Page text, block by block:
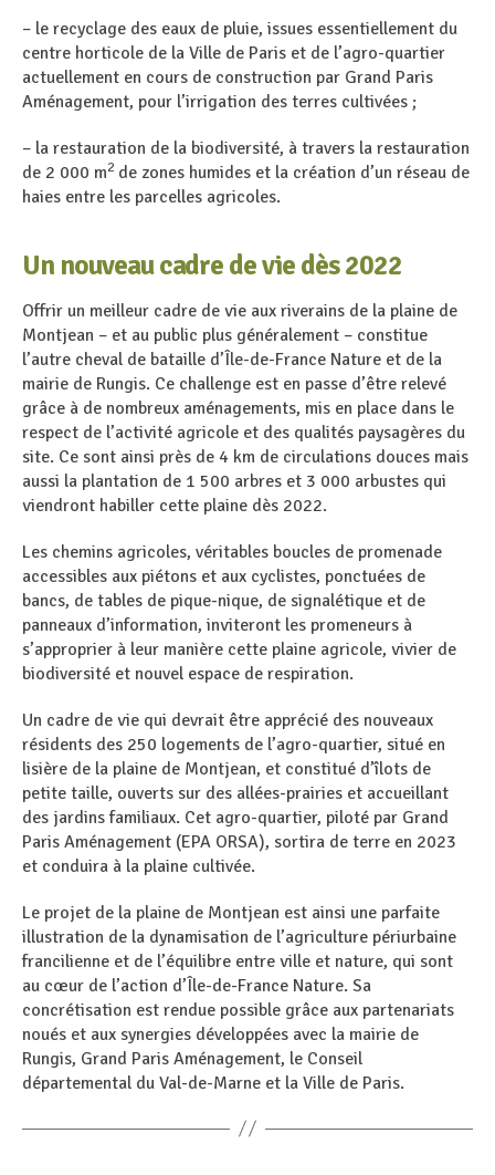
– le recyclage des eaux de pluie, issues essentiellement du
centre horticole de la Ville de Paris et de l’agro-quartier
actuellement en cours de construction par Grand Paris
Aménagement, pour l’irrigation des terres cultivées ;
– la restauration de la biodiversité, à travers la restauration
de 2 000 m2 de zones humides et la création d’un réseau de
haies entre les parcelles agricoles.
Un nouveau cadre de vie dès 2022
Offrir un meilleur cadre de vie aux riverains de la plaine de
Montjean – et au public plus généralement – constitue
l’autre cheval de bataille d’Île-de-France Nature et de la
mairie de Rungis. Ce challenge est en passe d’être relevé
grâce à de nombreux aménagements, mis en place dans le
respect de l’activité agricole et des qualités paysagères du
site. Ce sont ainsi près de 4 km de circulations douces mais
aussi la plantation de 1 500 arbres et 3 000 arbustes qui
viendront habiller cette plaine dès 2022.
Les chemins agricoles, véritables boucles de promenade
accessibles aux piétons et aux cyclistes, ponctuées de
bancs, de tables de pique-nique, de signalétique et de
panneaux d’information, inviteront les promeneurs à
s’approprier à leur manière cette plaine agricole, vivier de
biodiversité et nouvel espace de respiration.
Un cadre de vie qui devrait être apprécié des nouveaux
résidents des 250 logements de l’agro-quartier, situé en
lisière de la plaine de Montjean, et constitué d’îlots de
petite taille, ouverts sur des allées-prairies et accueillant
des jardins familiaux. Cet agro-quartier, piloté par Grand
Paris Aménagement (EPA ORSA), sortira de terre en 2023
et conduira à la plaine cultivée.
Le projet de la plaine de Montjean est ainsi une parfaite
illustration de la dynamisation de l’agriculture périurbaine
francilienne et de l’équilibre entre ville et nature, qui sont
au cœur de l’action d’Île-de-France Nature. Sa
concrétisation est rendue possible grâce aux partenariats
noués et aux synergies développées avec la mairie de
Rungis, Grand Paris Aménagement, le Conseil
départemental du Val-de-Marne et la Ville de Paris.